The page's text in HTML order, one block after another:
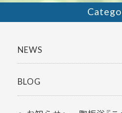
NEWS
BLOG